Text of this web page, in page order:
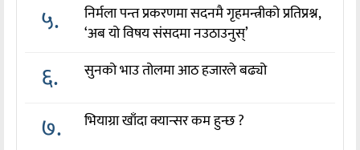
५.
निर्मला पन्त प्रकरणमा सदनमै गृहमन्त्रीको प्रतिप्रश्न,
‘अब यो विषय संसदमा नउठाउनुस्’
६. सुनको भाउ तोलमा आठ हजारले बढ्यो
७. भियाग्रा खाँदा क्यान्सर कम हुन्छ ?